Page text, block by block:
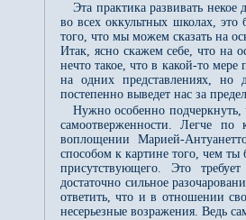
Эта практика развивать
во всех оккультных школах,
того, что мы можем сказать на
Итак, ясно скажем себе, что на
нечто такое, что в какой-то
на одних представлениях, но
постепенно выведет нас за
Нужно особенно подчеркнуть,
самоотверженности. Легче
воплощении Марией-
способом к картине того, чем
присутствующего. Это
достаточно сильное
ответить, что и в отношении
несерьезные возражения. Ведь